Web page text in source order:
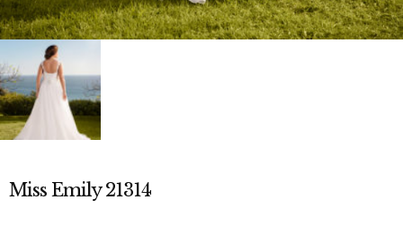
Miss Emily 21314